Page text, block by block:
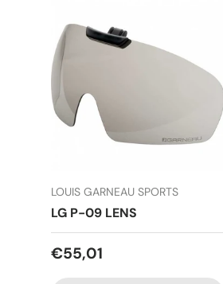
LOUIS GARNEAU SPORTS
LG P-09 LENS
€55,01